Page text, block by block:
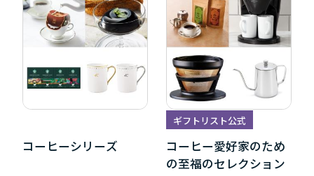
コーヒーシリーズ
ギフトリスト公式
コーヒー愛好家のため
の至福のセレクション